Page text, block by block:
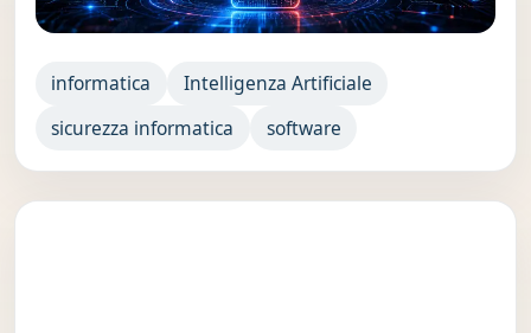
informatica
Intelligenza Artificiale
sicurezza informatica
software